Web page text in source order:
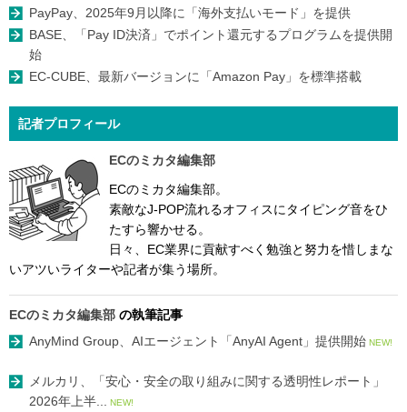
PayPay、2025年9月以降に「海外支払いモード」を提供
BASE、「Pay ID決済」でポイント還元するプログラムを提供開
始
EC-CUBE、最新バージョンに「Amazon Pay」を標準搭載
記者プロフィール
ECのミカタ編集部
ECのミカタ編集部。
素敵なJ-POP流れるオフィスにタイピング音をひ
たすら響かせる。
日々、EC業界に貢献すべく勉強と努力を惜しまな
いアツいライターや記者が集う場所。
ECのミカタ編集部 の執筆記事
AnyMind Group、AIエージェント「AnyAI Agent」提供開始 NEW!
メルカリ、「安心・安全の取り組みに関する透明性レポート」
2026年上半... NEW!